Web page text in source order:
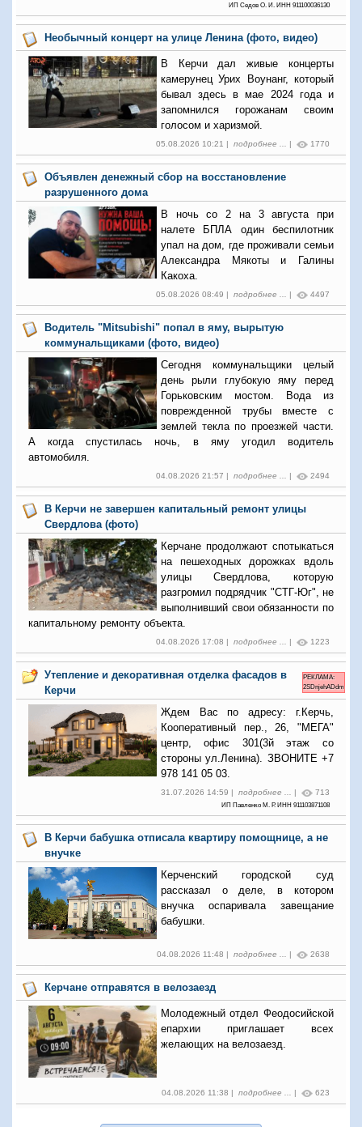
ИП Седов О. И. ИНН 911100036130
Необычный концерт на улице Ленина (фото, видео)
В Керчи дал живые концерты
камерунец Урих Воунанг, который
бывал здесь в мае 2024 года и
запомнился горожанам своим
голосом и харизмой.
05.08.2026 10:21 | подробнее ... | 1770
Объявлен денежный сбор на восстановление
разрушенного дома
В ночь со 2 на 3 августа при
налете БПЛА один беспилотник
упал на дом, где проживали семьи
Александра Мякоты и Галины
Какоха.
05.08.2026 08:49 | подробнее ... | 4497
Водитель "Mitsubishi" попал в яму, вырытую
коммунальщиками (фото, видео)
Сегодня коммунальщики целый
день рыли глубокую яму перед
Горьковским мостом. Вода из
поврежденной трубы вместе с
землей текла по проезжей части.
А когда спустилась ночь, в яму угодил водитель
автомобиля.
04.08.2026 21:57 | подробнее ... | 2494
В Керчи не завершен капитальный ремонт улицы
Свердлова (фото)
Керчане продолжают спотыкаться
на пешеходных дорожках вдоль
улицы Свердлова, которую
разгромил подрядчик "СТГ-Юг", не
выполнивший свои обязанности по
капитальному ремонту объекта.
04.08.2026 17:08 | подробнее ... | 1223
Утепление и декоративная отделка фасадов в
Керчи
РЕКЛАМА:
2SDnjehADdm
Ждем Вас по адресу: г.Керчь,
Кооперативный пер., 26, "МЕГА"
центр, офис 301(3й этаж со
стороны ул.Ленина). ЗВОНИТЕ +7
978 141 05 03.
31.07.2026 14:59 | подробнее ... | 713
ИП Павленко М. Р. ИНН 911103871108
В Керчи бабушка отписала квартиру помощнице, а не
внучке
Керченский городской суд
рассказал о деле, в котором
внучка оспаривала завещание
бабушки.
04.08.2026 11:48 | подробнее ... | 2638
Керчане отправятся в велозаезд
Молодежный отдел Феодосийской
епархии приглашает всех
желающих на велозаезд.
04.08.2026 11:38 | подробнее ... | 623